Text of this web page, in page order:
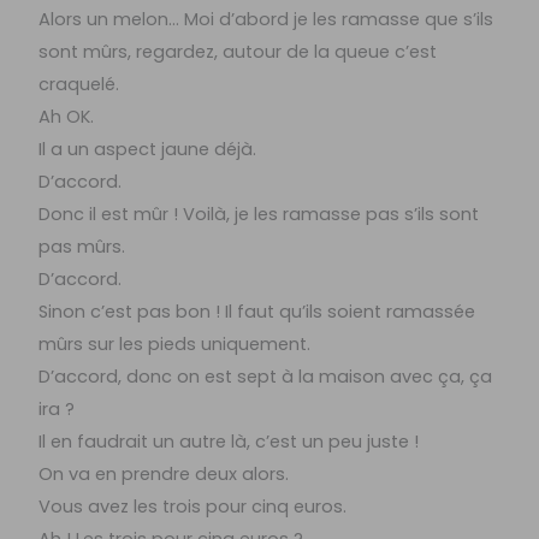
Alors un melon… Moi d’abord je les ramasse que s’ils
sont mûrs, regardez, autour de la queue c’est
craquelé.
Ah OK.
Il a un aspect jaune déjà.
D’accord.
Donc il est mûr ! Voilà, je les ramasse pas s’ils sont
pas mûrs.
D’accord.
Sinon c’est pas bon ! Il faut qu’ils soient ramassée
mûrs sur les pieds uniquement.
D’accord, donc on est sept à la maison avec ça, ça
ira ?
Il en faudrait un autre là, c’est un peu juste !
On va en prendre deux alors.
Vous avez les trois pour cinq euros.